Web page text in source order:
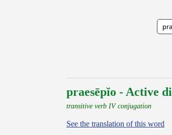
praesēpĭo - Active
transitive verb IV conjugation
See the translation of this word